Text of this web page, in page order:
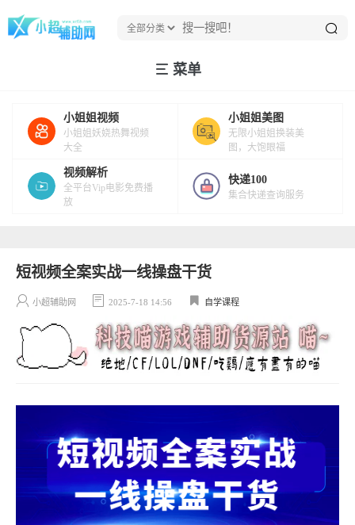
菜单
小姐姐视频
小姐姐妖娆热舞视频
大全
小姐姐美图
无限小姐姐换装美
图，大饱眼福
视频解析
全平台Vip电影免费播
放
快递100
集合快递查询服务
短视频全案实战一线操盘干货
小超辅助网 2025-7-18 14:56 自学课程